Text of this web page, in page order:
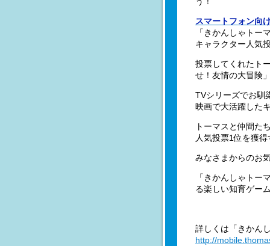
スマートフォン向
「きかんしゃト
キャラクター人気
投票してくれたト
せ！友情の大冒険
TVシリーズでお馴
映画で大活躍した
トーマスと仲間た
人気投票1位を獲
みなさまからのお
「きかんしゃトー
る楽しい知育ゲー
詳しくは「きかん
http://